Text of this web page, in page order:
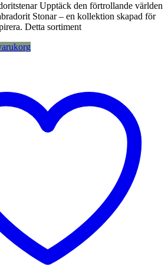
Upptäck den förtrollande världen
Stonar – en kollektion skapad för
Detta sortiment